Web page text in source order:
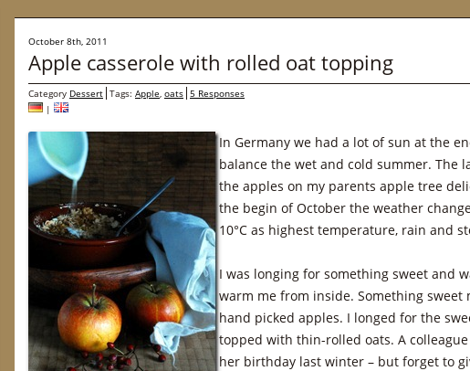
October 8th, 2011
Apple casserole with rolled oat topping
Category Dessert Tags: Apple, oats 5 Responses
|
In Germany we had a lot of sun at the
balance the wet and cold summer. The
the apples on my parents apple tree
the begin of October the weather
10°C as highest temperature, rain and
I was longing for something sweet and
warm me from inside. Something sweet
hand picked apples. I longed for the
topped with thin-rolled oats. A
her birthday last winter – but forget to